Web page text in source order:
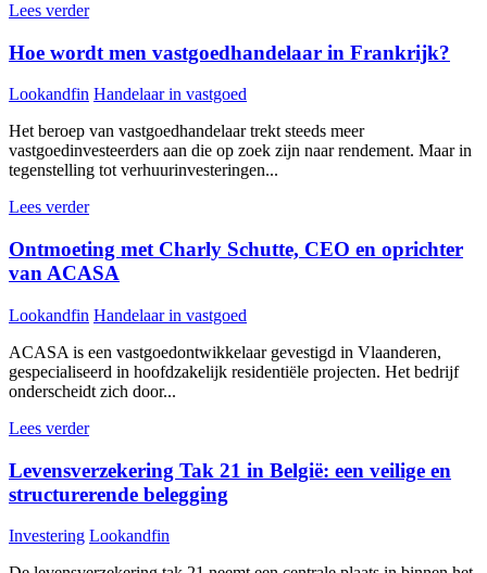
Lees verder
Hoe wordt men vastgoedhandelaar in Frankrijk?
Lookandfin Handelaar in vastgoed
Het beroep van vastgoedhandelaar trekt steeds meer
vastgoedinvesteerders aan die op zoek zijn naar rendement. Maar in
tegenstelling tot verhuurinvesteringen...
Lees verder
Ontmoeting met Charly Schutte, CEO en oprichter
van ACASA
Lookandfin Handelaar in vastgoed
ACASA is een vastgoedontwikkelaar gevestigd in Vlaanderen,
gespecialiseerd in hoofdzakelijk residentiële projecten. Het bedrijf
onderscheidt zich door...
Lees verder
Levensverzekering Tak 21 in België: een veilige en
structurerende belegging
Investering Lookandfin